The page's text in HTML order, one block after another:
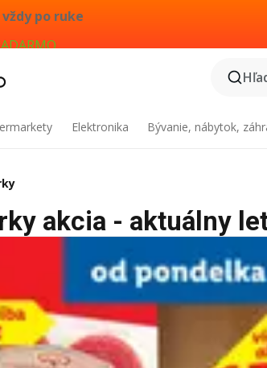
po ruke
Elektronika Bývanie, nábytok,
akcia - aktuálny